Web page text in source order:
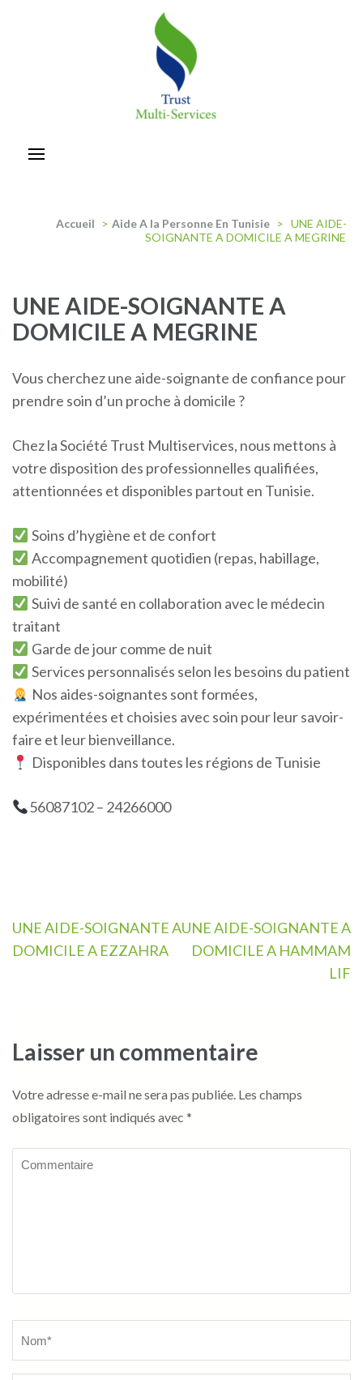
Accueil > Aide A la Personne En Tunisie > UNE AIDE-
SOIGNANTE A DOMICILE A MEGRINE
UNE AIDE-SOIGNANTE A
DOMICILE A MEGRINE
Vous cherchez une aide-soignante de confiance pour
prendre soin d’un proche à domicile ?
Chez la Société Trust Multiservices, nous mettons à
votre disposition des professionnelles qualifiées,
attentionnées et disponibles partout en Tunisie.
Soins d’hygiène et de confort
Accompagnement quotidien (repas, habillage,
mobilité)
Suivi de santé en collaboration avec le médecin
traitant
Garde de jour comme de nuit
Services personnalisés selon les besoins du patient
Nos aides-soignantes sont formées,
expérimentées et choisies avec soin pour leur savoir-
faire et leur bienveillance.
Disponibles dans toutes les régions de Tunisie
56087102 – 24266000
Navigation
de
UNE AIDE-SOIGNANTE A
DOMICILE A EZZAHRA
UNE AIDE-SOIGNANTE A
DOMICILE A HAMMAM
LIF
Laisser un commentaire
Votre adresse e-mail ne sera pas publiée. Les champs
obligatoires sont indiqués avec *
Commentaire